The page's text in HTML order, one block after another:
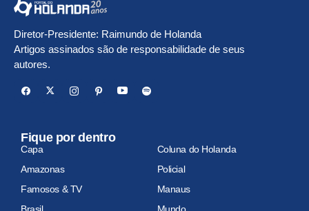
Diretor-Presidente: Raimundo de Holanda
Artigos assinados são de responsabilidade de seus
autores.
Fique por dentro
Capa
Coluna do Holanda
Amazonas
Policial
Famosos & TV
Manaus
Brasil
Mundo